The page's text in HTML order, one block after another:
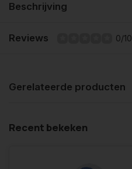
Beschrijving
Reviews 0/10
Gerelateerde producten
Recent bekeken